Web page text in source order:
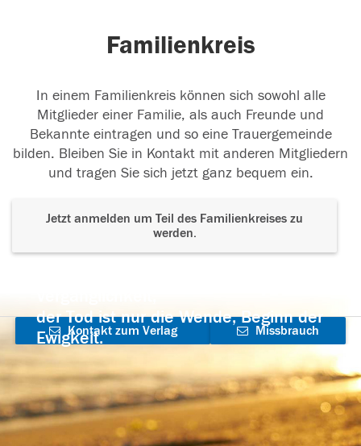
Familienkreis
In einem Familienkreis können sich sowohl alle
Mitglieder einer Familie, als auch Freunde und
Bekannte eintragen und so eine Trauergemeinde
bilden. Bleiben Sie in Kontakt mit anderen Mitgliedern
und tragen Sie sich jetzt ganz bequem ein.
Jetzt anmelden um Teil des Familienkreises zu
werden.
der Tod ist nur die Wende, Beginn der
Ewigkeit.
Kontakt zum Verlag
aufnehmen
Missbrauch